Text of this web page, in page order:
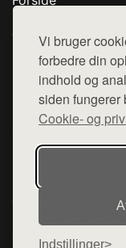
Vi bruger
forbedre din
indhold og
siden fungerer
Cookie- og
Indstillinger
Top Rabatter
Blog
Kontakt
Denne side er en
hjemmesider med
diverse webshops.
varerne på lager.